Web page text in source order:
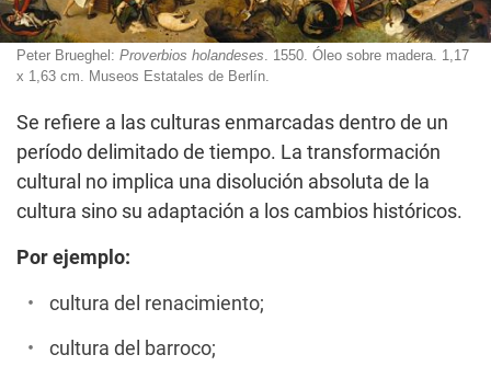
Peter Brueghel: Proverbios holandeses . 1550. Óleo sobre madera. 1,17
x 1,63 cm. Museos Estatales de Berlín.
Se refiere a las culturas enmarcadas dentro de un
período delimitado de tiempo. La transformación
cultural no implica una disolución absoluta de la
cultura sino su adaptación a los cambios históricos.
Por ejemplo:
cultura del renacimiento;
cultura del barroco;